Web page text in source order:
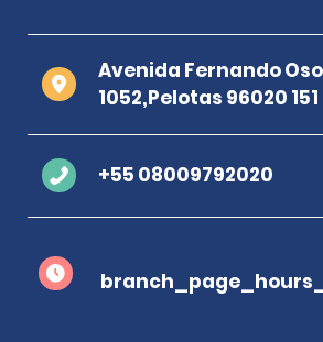
Avenida Fernando
1052,Pelotas 96020 151
+55 08009792020